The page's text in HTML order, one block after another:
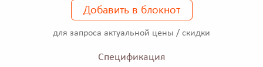
Добавить в блокнот
для запроса актуальной цены / скидки
Спецификация